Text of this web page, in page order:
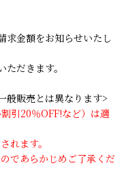
求金額をお知らせいたし
だきます。
般販売とは異なります>
引20％OFF!など）は適
れます。
であらかじめご了承くだ